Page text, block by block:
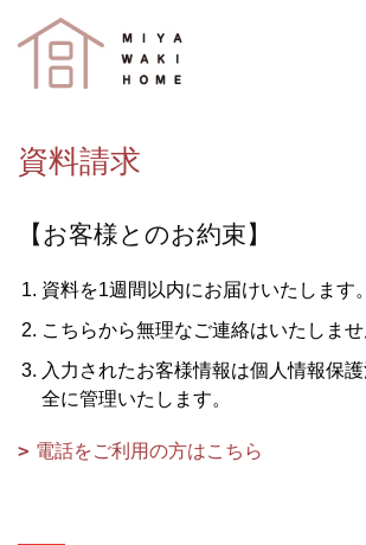
資料請求
【お客様とのお約束】
資料を1週間以内にお届けいたします。
こちらから無理なご連絡はいたしませ
入力されたお客様情報は個人情報保
全に管理いたします。
電話をご利用の方はこちら